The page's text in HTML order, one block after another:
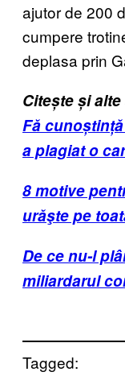
ajutor de 200
cumpere
deplasa prin
Citește și
Fă cunoștință
a plagiat o
8 motive
urăşte pe
De ce nu-l
miliardarul
Tagged: